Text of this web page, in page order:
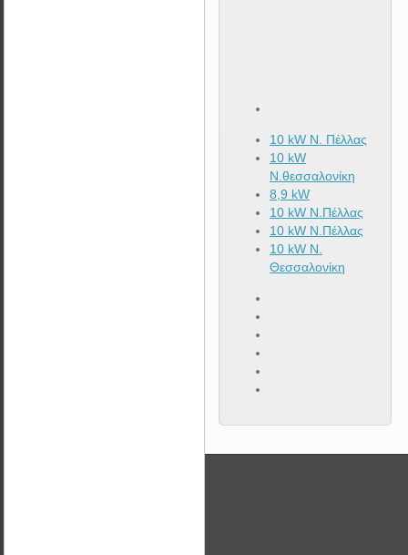
10 kW Ν. Πέλλας
10 kW
Ν.θεσσαλονίκη
8,9 kW
10 kW Ν.Πέλλας
10 kW N.Πέλλας
10 kW N.
Θεσσαλονίκη